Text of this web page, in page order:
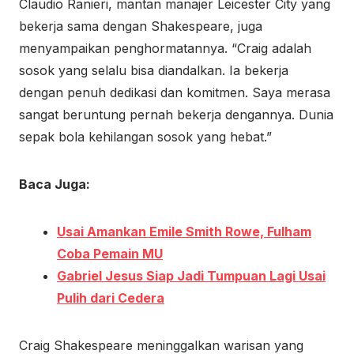
Claudio Ranieri, mantan manajer Leicester City yang
bekerja sama dengan Shakespeare, juga
menyampaikan penghormatannya. “Craig adalah
sosok yang selalu bisa diandalkan. Ia bekerja
dengan penuh dedikasi dan komitmen. Saya merasa
sangat beruntung pernah bekerja dengannya. Dunia
sepak bola kehilangan sosok yang hebat.”
Baca Juga:
Usai Amankan Emile Smith Rowe, Fulham
Coba Pemain MU
Gabriel Jesus Siap Jadi Tumpuan Lagi Usai
Pulih dari Cedera
Craig Shakespeare meninggalkan warisan yang